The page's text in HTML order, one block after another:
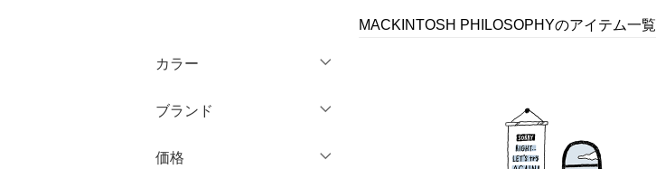
アクセサリー・腕時計
財布・ポーチ・ケース
帽子
カラー
ブランド
価格
MACKINTOSH PHILOSOPHYのアイテム一覧